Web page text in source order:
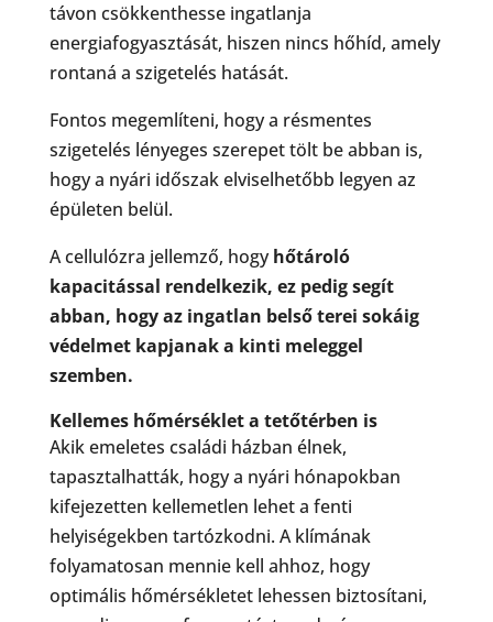
távon csökkenthesse ingatlanja
energiafogyasztását, hiszen nincs hőhíd, amely
rontaná a szigetelés hatását.
Fontos megemlíteni, hogy a résmentes
szigetelés lényeges szerepet tölt be abban is,
hogy a nyári időszak elviselhetőbb legyen az
épületen belül.
A cellulózra jellemző, hogyhőtároló
kapacitással rendelkezik, ez pedig segít
abban, hogy az ingatlan belső terei sokáig
védelmet kapjanak a kinti meleggel
szemben.
Kellemes hőmérséklet a tetőtérben is
Akik emeletes családi házban élnek,
tapasztalhatták, hogy a nyári hónapokban
kifejezetten kellemetlen lehet a fenti
helyiségekben tartózkodni. A klímának
folyamatosan mennie kell ahhoz, hogy
optimális hőmérsékletet lehessen biztosítani,